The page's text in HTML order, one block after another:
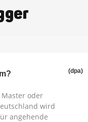
(dpa)
Master oder
wird
angehende